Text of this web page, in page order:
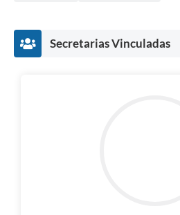
Secretarias Vinculadas